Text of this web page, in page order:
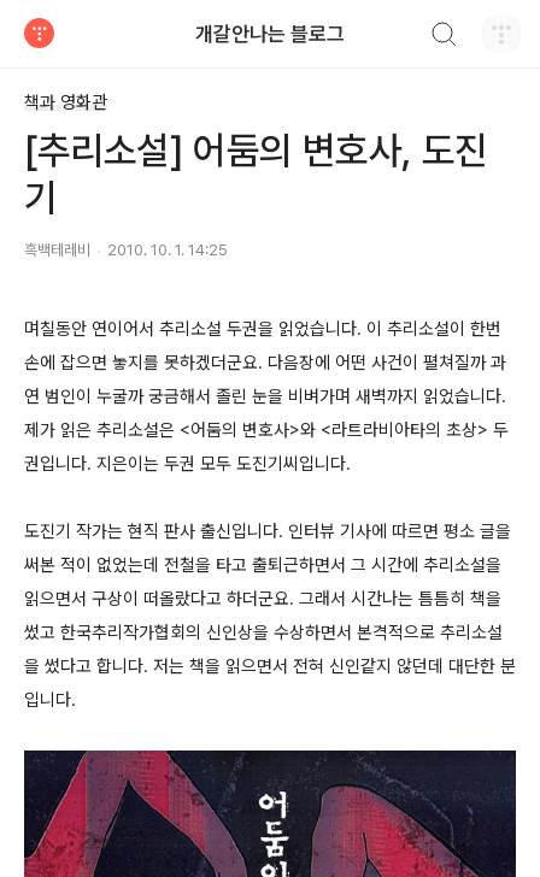
개갈안나는 블로그
책과 영화관
[추리소설] 어둠의 변호사, 도진
기
흑백테레비 2010. 10. 1. 14:25
며칠동안 연이어서 추리소설 두권을 읽었습니다. 이 추리소설이 한번
손에 잡으면 놓지를 못하겠더군요. 다음장에 어떤 사건이 펼쳐질까 과
연 범인이 누굴까 궁금해서 졸린 눈을 비벼가며 새벽까지 읽었습니다.
제가 읽은 추리소설은 <어둠의 변호사>와 <라트라비아타의 초상> 두
권입니다. 지은이는 두권 모두 도진기씨입니다.
도진기 작가는 현직 판사 출신입니다. 인터뷰 기사에 따르면 평소 글을
써본 적이 없었는데 전철을 타고 출퇴근하면서 그 시간에 추리소설을
읽으면서 구상이 떠올랐다고 하더군요. 그래서 시간나는 틈틈히 책을
썼고 한국추리작가협회의 신인상을 수상하면서 본격적으로 추리소설
을 썼다고 합니다. 저는 책을 읽으면서 전혀 신인같지 않던데 대단한 분
입니다.